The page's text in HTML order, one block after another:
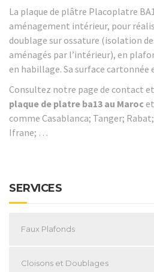
La plaque de plâtre Placoplatre
aménagement intérieur, pour
doublage sur ossature (isolation
aménagés par l’intérieur), en
en habillage. Sa surface cartonnée
Consultez notre page de contact
plaque de platre ba13 au Maroc
comme Casablanca; Tanger;
Ifrane; …
SERVICES
Faux Plafonds
Cloisons et Doublages